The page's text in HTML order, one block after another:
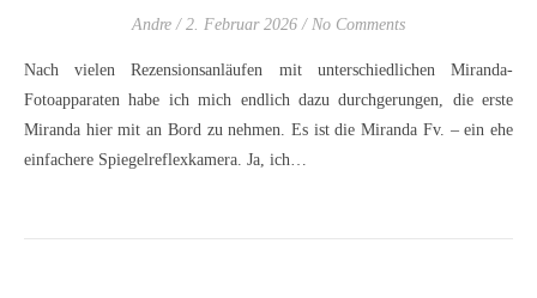
Andre / 2. Februar 2026 / No Comments
Nach vielen Rezensionsanläufen mit unterschiedlichen Miranda-
Fotoapparaten habe ich mich endlich dazu durchgerungen, die erste
Miranda hier mit an Bord zu nehmen. Es ist die Miranda Fv. – ein ehe
einfachere Spiegelreflexkamera. Ja, ich…